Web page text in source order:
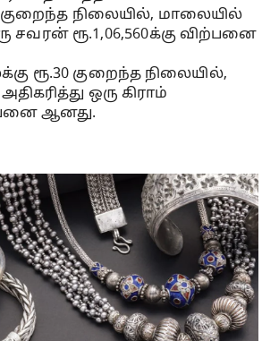
குறைந்த நிலையில், மாலையில்
சவரன் ரூ.1,06,560க்கு விற்பனை
ரூ.30 குறைந்த நிலையில்,
ஒரு கிராம்
ஆனது.